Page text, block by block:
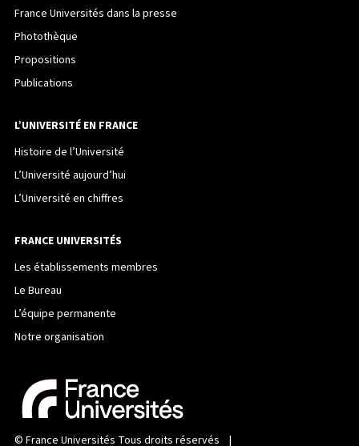
France Universités dans la presse
Photothèque
Propositions
Publications
L’UNIVERSITÉ EN FRANCE
Histoire de l’Université
L’Université aujourd’hui
L’Université en chiffres
FRANCE UNIVERSITÉS
Les établissements membres
Le Bureau
L’équipe permanente
Notre organisation
© France Universités Tous droits réservés |